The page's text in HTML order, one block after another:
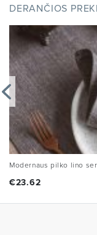
DERANČIOS
Modernaus pilko lino
€23.62